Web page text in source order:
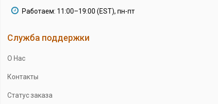
Работаем: 11:00–19:00 (EST), пн-пт
Служба поддержки
О Нас
Контакты
Статус заказа